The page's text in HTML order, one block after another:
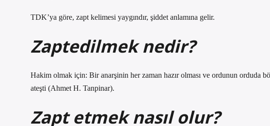
TDK’ya göre, zapt kelimesi yaygındır, şiddet anlamına gelir.
Zaptedilmek nedir?
Hakim olmak için: Bir anarşinin her zaman hazır olması ve ordunun orduda
ateşti (Ahmet H. Tanpinar).
Zapt etmek nasıl olur?